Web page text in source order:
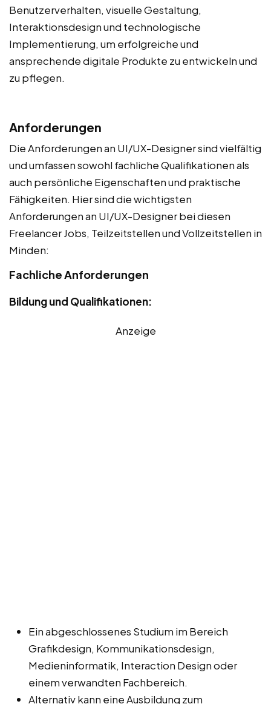
Benutzerverhalten, visuelle Gestaltung,
Interaktionsdesign und technologische
Implementierung, um erfolgreiche und
ansprechende digitale Produkte zu entwickeln und
zu pflegen.
Anforderungen
Die Anforderungen an UI/UX-Designer sind vielfältig
und umfassen sowohl fachliche Qualifikationen als
auch persönliche Eigenschaften und praktische
Fähigkeiten. Hier sind die wichtigsten
Anforderungen an UI/UX-Designer bei diesen
Freelancer Jobs, Teilzeitstellen und Vollzeitstellen in
Minden:
Fachliche Anforderungen
Bildung und Qualifikationen:
Anzeige
Ein abgeschlossenes Studium im Bereich
Grafikdesign, Kommunikationsdesign,
Medieninformatik, Interaction Design oder
einem verwandten Fachbereich.
Alternativ kann eine Ausbildung zum